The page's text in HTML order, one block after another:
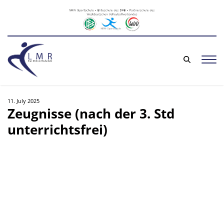
11. July 2025
Zeugnisse (nach der 3. Std
unterrichtsfrei)